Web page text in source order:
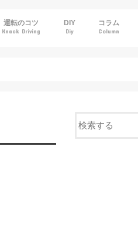
運転のコツ
Knack Driving
DIY
Diy
コラム
Column